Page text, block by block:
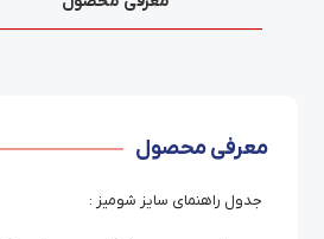
معرفی محصول
جدول راهنمای سایز شومیز :